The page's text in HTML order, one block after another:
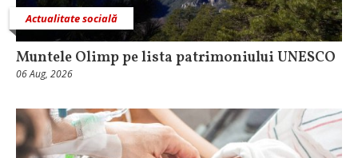
Actualitate socială
Muntele Olimp pe lista patrimoniului UNESCO
06 Aug, 2026